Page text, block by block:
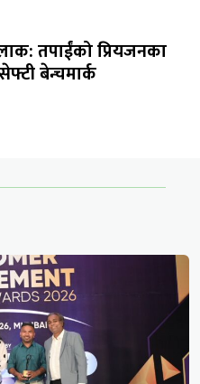
तपाईंको प्रियजनका
बेन्चमार्क